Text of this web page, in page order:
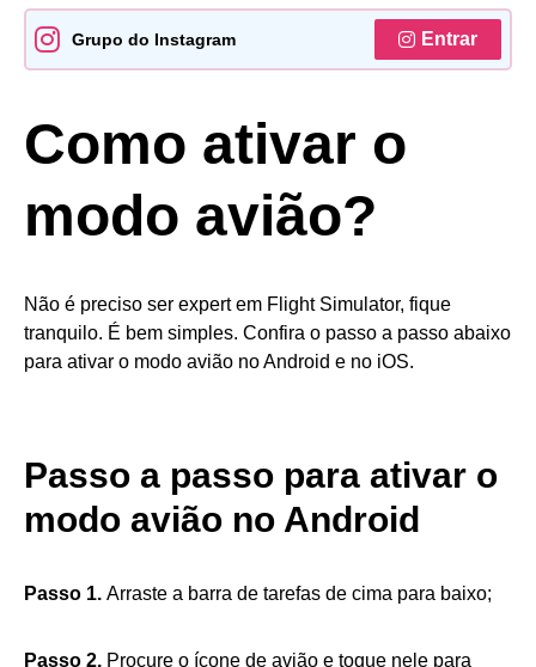
Grupo do Instagram Entrar
Como ativar o
modo avião?
Não é preciso ser expert em Flight Simulator, fique
tranquilo. É bem simples. Confira o passo a passo abaixo
para ativar o modo avião no Android e no iOS.
Passo a passo para ativar o
modo avião no Android
Passo 1. Arraste a barra de tarefas de cima para baixo;
Passo 2. Procure o ícone de avião e toque nele para